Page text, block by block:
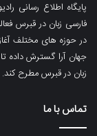
پایگاه اطلاع رسانی
جهان آرا گسترش داده
زبان در قبرس مطرح کند.
تماس با ما